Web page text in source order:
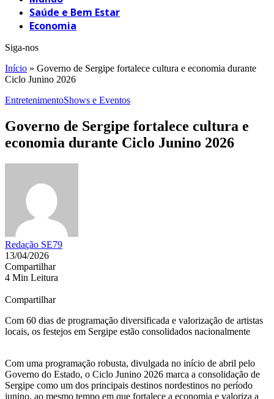
Saúde e Bem Estar
Economia
Siga-nos
Início » Governo de Sergipe fortalece cultura e economia durante
Ciclo Junino 2026
EntretenimentoShows e Eventos
Governo de Sergipe fortalece cultura e
economia durante Ciclo Junino 2026
Redação SE79
13/04/2026
Compartilhar
4 Min Leitura
Compartilhar
Com 60 dias de programação diversificada e valorização de artistas
locais, os festejos em Sergipe estão consolidados nacionalmente
Com uma programação robusta, divulgada no início de abril pelo
Governo do Estado, o Ciclo Junino 2026 marca a consolidação de
Sergipe como um dos principais destinos nordestinos no período
junino, ao mesmo tempo em que fortalece a economia e valoriza a